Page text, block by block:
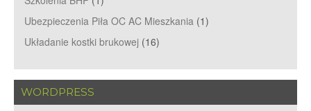
Ubezpieczenia Piła OC AC Mieszkania (1)
Układanie kostki brukowej (16)
WORDPRESS